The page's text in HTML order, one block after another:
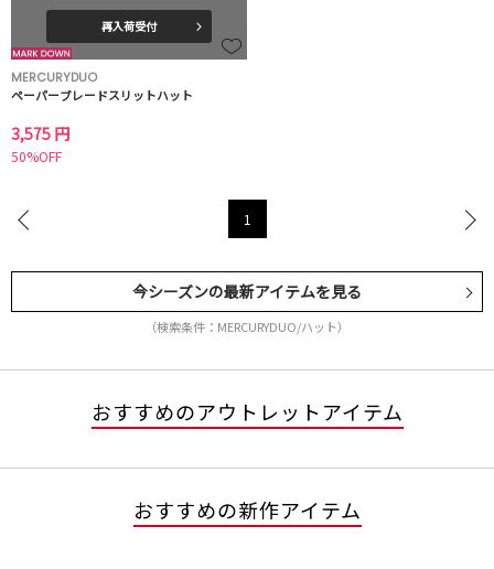
再入荷受付
MERCURYDUO
ペーパーブレードスリットハット
3,575 円
50%OFF
1
今シーズンの最新アイテムを見る
（検索条件：MERCURYDUO/ハット）
おすすめのアウトレットアイテム
おすすめの新作アイテム